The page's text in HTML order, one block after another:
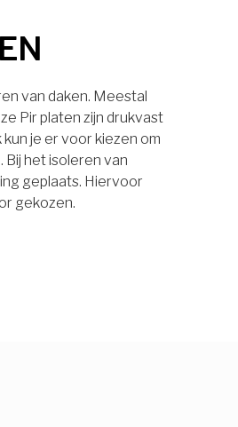
van daken. Meestal
Pir platen zijn drukvast
je er voor kiezen om
het isoleren van
geplaats. Hiervoor
gekozen.